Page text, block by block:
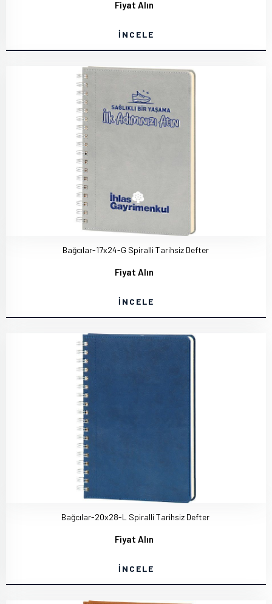
Fiyat Alın
İNCELE
Bağcılar-17x24-G Spiralli Tarihsiz Defter
Fiyat Alın
İNCELE
Bağcılar-20x28-L Spiralli Tarihsiz Defter
Fiyat Alın
İNCELE